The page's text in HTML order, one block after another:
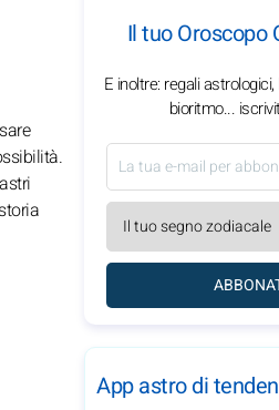
Il tuo Oroscopo
E inoltre: regali
bioritmo...
App astro di